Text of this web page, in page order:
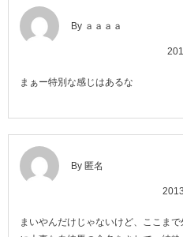
By ａａａａ
まぁー特別な感じはあるな
By 匿名
まいやんだけじゃないけど、ここま